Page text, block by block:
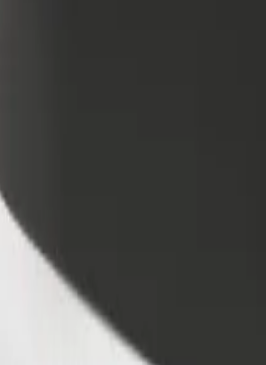
livreur
des repas et générez des revenus